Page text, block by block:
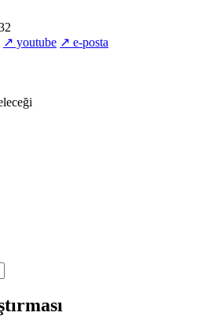
↗ youtube ↗ e-posta